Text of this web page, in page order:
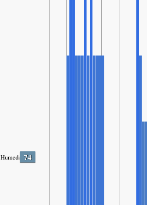
Humedad74